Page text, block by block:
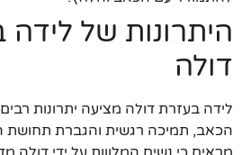
היתרונות של
דולה
לידה בעזרת דולה מציעה יתרונות
הכאב, תמיכה רגשית והגברת תחושת